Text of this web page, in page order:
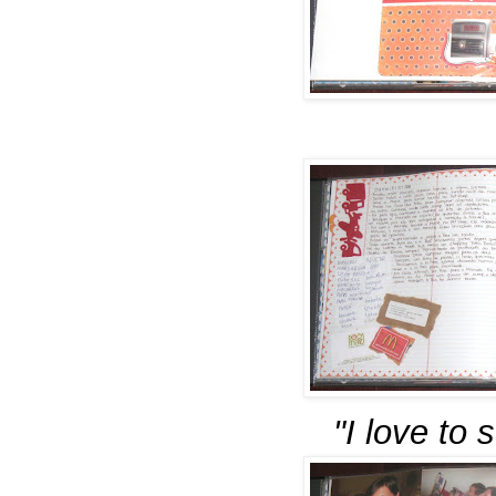
"I love to